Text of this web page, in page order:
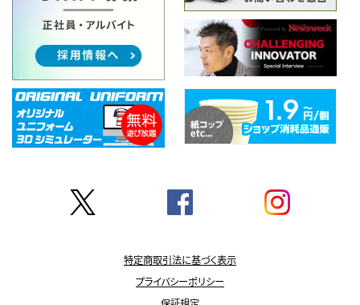
特定商取引法に基づく表示
プライバシーポリシー